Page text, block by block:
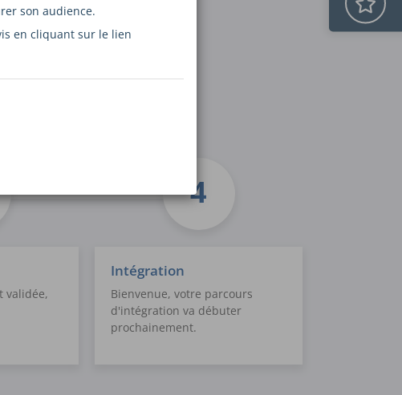
ÉTAPES
validée,
Intégration
Bienvenue, votre parcours
d'intégration va débuter
prochainement.
son audience.
en cliquant sur le lien